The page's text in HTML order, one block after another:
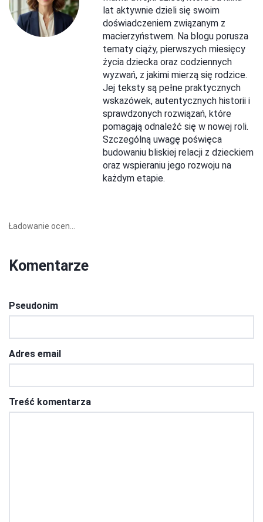
lat aktywnie dzieli się swoim
doświadczeniem związanym z
macierzyństwem. Na blogu porusza
tematy ciąży, pierwszych miesięcy
życia dziecka oraz codziennych
wyzwań, z jakimi mierzą się rodzice.
Jej teksty są pełne praktycznych
wskazówek, autentycznych historii i
sprawdzonych rozwiązań, które
pomagają odnaleźć się w nowej roli.
Szczególną uwagę poświęca
budowaniu bliskiej relacji z dzieckiem
oraz wspieraniu jego rozwoju na
każdym etapie.
Ładowanie ocen...
Komentarze
Pseudonim
Adres email
Treść komentarza